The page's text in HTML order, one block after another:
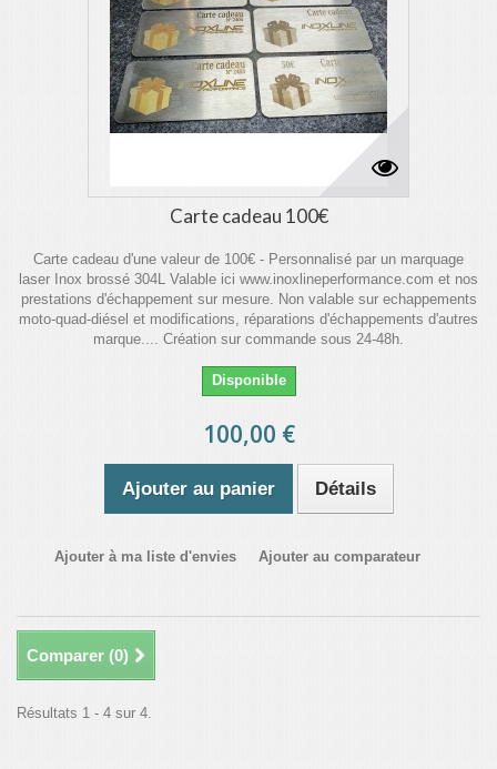
Carte cadeau 100€
Carte cadeau d'une valeur de 100€ - Personnalisé par un marquage
laser Inox brossé 304L Valable ici www.inoxlineperformance.com et nos
prestations d'échappement sur mesure. Non valable sur echappements
moto-quad-diésel et modifications, réparations d'échappements d'autres
marque.... Création sur commande sous 24-48h.
Disponible
100,00 €
Ajouter au panier Détails
Ajouter à ma liste d'envies Ajouter au comparateur
Comparer (0)
Résultats 1 - 4 sur 4.